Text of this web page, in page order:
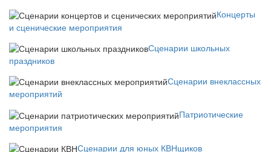
Концерты
и сценические мероприятия
Сценарии школьных
праздников
Сценарии внеклассных
мероприятий
Патриотические
мероприятия
Сценарии для юных КВНщиков